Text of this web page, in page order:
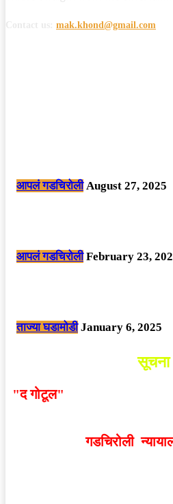
mak.khond@gmail.com
आपलं गडचिरोली August 27, 2025
आपलं गडचिरोली February 23,
ताज्या घडामोडी January 6, 2025
सूचना
"द गोटूल"
गडचिरोली